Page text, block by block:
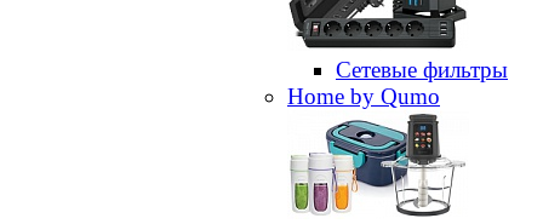
Сетевые фильтры
Home by Qumo